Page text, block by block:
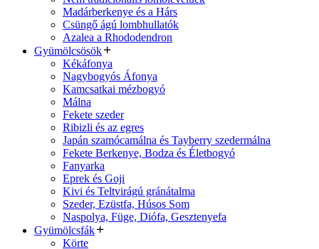
Madárberkenye és a Hárs
Csüngő ágú lombhullatók
Azalea a Rhododendron
Gyümölcsösök
Kékáfonya
Nagybogyós Áfonya
Kamcsatkai mézbogyó
Málna
Fekete szeder
Ribizli és az egres
Japán szamócamálna és Tayberry szedermálna
Fekete Berkenye, Bodza és Életbogyó
Fanyarka
Eprek és Goji
Kivi és Teltvirágú gránátalma
Szeder, Ezüstfa, Húsos Som
Naspolya, Füge, Diófa, Gesztenyefa
Gyümölcsfák
Körte